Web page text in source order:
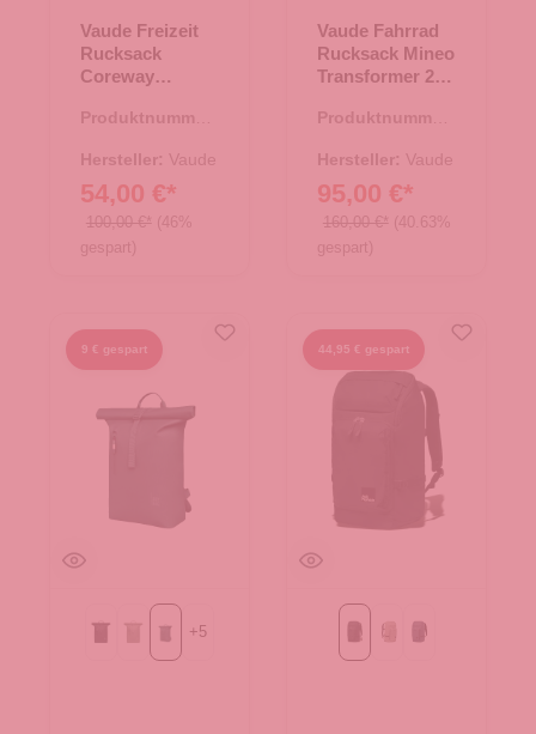
Vaude Freizeit
Rucksack
Coreway
Produktnummer:
Hersteller: Vaude
54,00 €*
100,00 €* (46%
gespart)
Vaude Fahrrad
Rucksack Mineo
Transformer 23
Produktnummer:
Hersteller: Vaude
95,00 €*
160,00 €* (40.63%
gespart)
9 € gespart
Blackbasssea teal mono
+5
44,95 € gespart
BlackStonemidnight sky